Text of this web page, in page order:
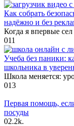
Как собрать
надёжно и без
Когда я впервые
011
Учеба без паники:
школьника в
Школа меняется:
013
Первая помощь,
посуды
02.2k.